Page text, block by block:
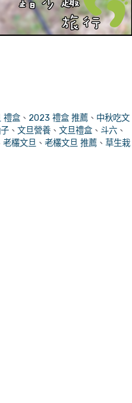
禮盒 、 2023 禮盒 推薦 、 中秋吃文
、 文旦營養 、 文旦禮盒 、 斗六 、
老欉文旦 、 老欉文旦 推薦 、 草生栽